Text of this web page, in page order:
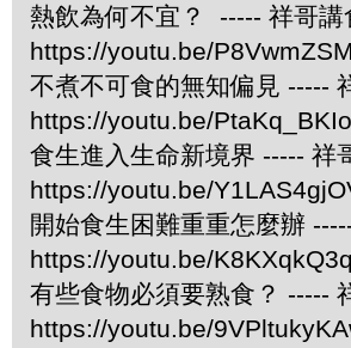
熱飲為何不宜？ ----- 祥哥講
https://youtu.be/
不煮不可食的無知偏見 -----
https://youtu.be/
食生進入生命新境界 ----- 祥
https://youtu.be/
開始食生困難重重怎麼辦
https://youtu.be/
有些食物必須要熟食？ -----
https://youtu.be/